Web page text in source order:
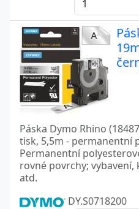
Páska Dymo Rhino
tisk, 5,5m - permanentní
Permanentní
rovné povrchy;
atd.
DY.S0718200